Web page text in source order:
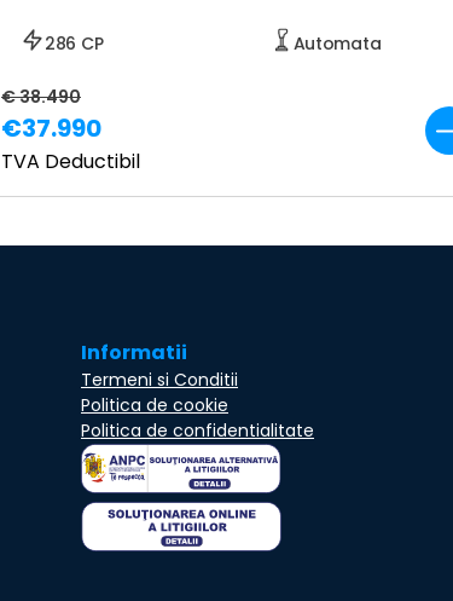
286 CP Automata
€ 38.490
€37.990
TVA Deductibil
Informatii
Termeni si Conditii
Politica de cookie
Politica de confidentialitate